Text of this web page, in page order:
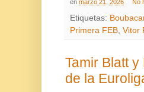
en marzo 21, 2026 No
Etiquetas:
Primera FEB Vitor
Tamir Blatt
de la